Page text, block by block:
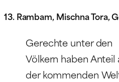
13. Rambam, Mischna Tora,
Gerechte unter den
Völkern haben Anteil
der kommenden